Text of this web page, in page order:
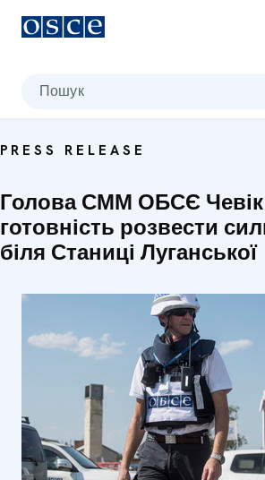
Пошук
PRESS RELEASE
Голова СММ ОБСЄ Чевік
готовність розвести
біля Станиці Луганської